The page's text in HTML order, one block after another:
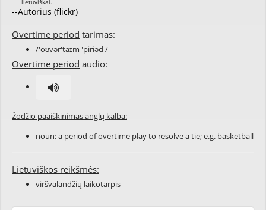
--Autorius (flickr)
Overtime period tarimas:
/'oʊvər'taɪm 'piriəd /
Overtime period audio:
Žodžio paaiškinimas anglų kalba:
noun: a period of overtime play to resolve a tie; e.g. basketball
Lietuviškos reikšmės:
viršvalandžių laikotarpis